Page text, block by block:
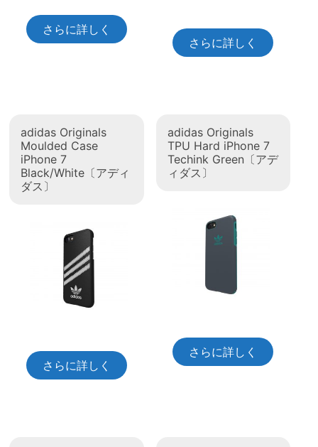
さらに詳しく
さらに詳しく
adidas Originals
Moulded Case
iPhone 7
Black/White〔アディ
ダス〕
さらに詳しく
adidas Originals
TPU Hard iPhone 7
Techink Green〔アデ
ィダス〕
さらに詳しく